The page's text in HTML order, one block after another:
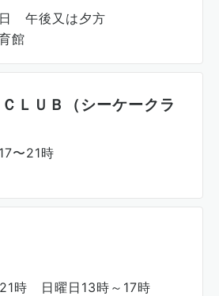
午後又は夕方
館
ＬＵＢ（シーケークラ
〜21時
時 日曜日13時～17時